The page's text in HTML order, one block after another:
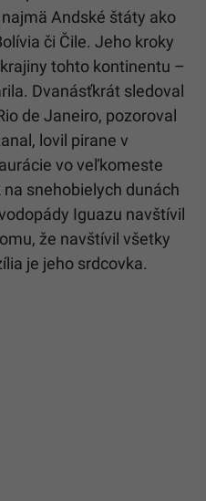
Andské štáty ako
či Čile. Jeho kroky
tohto kontinentu –
Dvanásťkrát sledoval
de Janeiro, pozoroval
lovil pirane v
vo veľkomeste
snehobielych dunách
Iguazu navštívil
že navštívil všetky
je jeho srdcovka.